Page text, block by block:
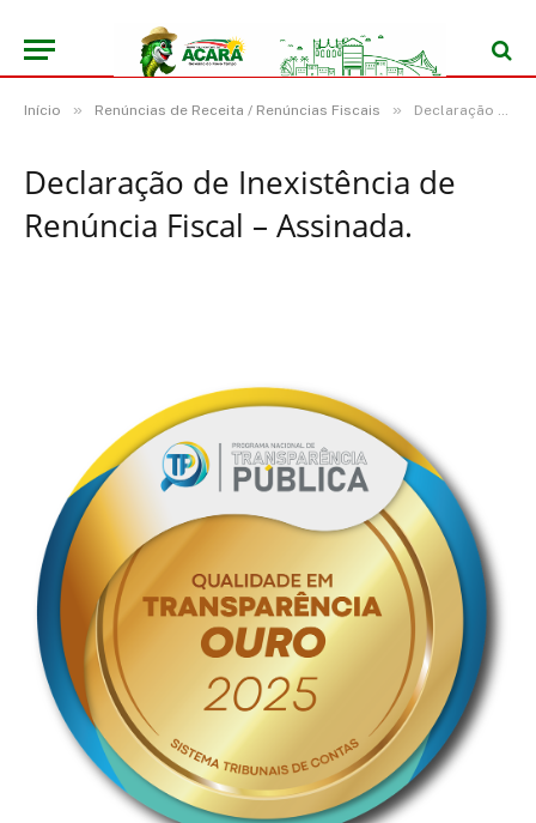
Início » Renúncias de Receita / Renúncias Fiscais » Declaração de Inexistência de Renúncia Fiscal – Assinada.
Declaração de Inexistência de
Renúncia Fiscal – Assinada.